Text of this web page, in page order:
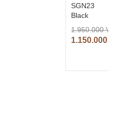
SGN23
Black
1.950.000
1.150.000